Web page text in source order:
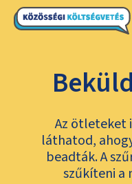
Az ötleteket
láthatod,
beadták. A
szűkíteni